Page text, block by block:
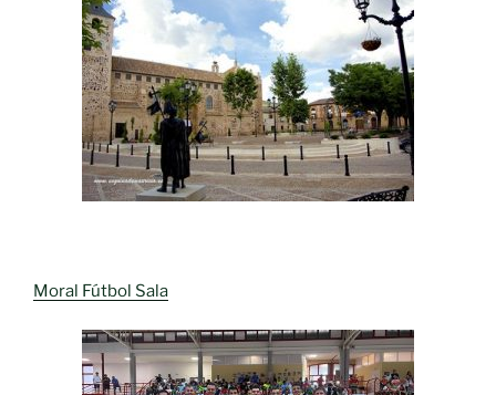
Moral Fútbol Sala